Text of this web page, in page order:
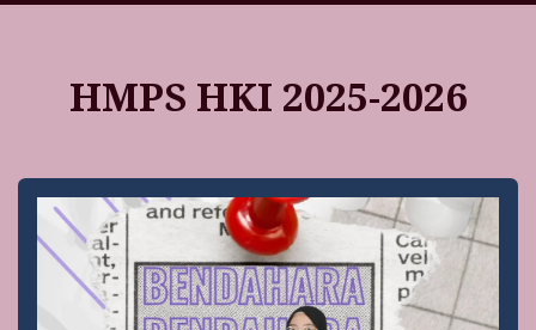
HMPS HKI 2025-2026